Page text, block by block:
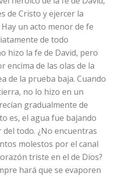
de Cristo y ejercer la
un acto menor de fe
de todo
hizo la fe de David, pero
encima de las olas de la
de la prueba baja. Cuando
no lo hizo en un
gradualmente de
es, el agua fue bajando
todo. ¿No encuentras
molestos por el canal
triste en el de Dios?
hará que se evaporen